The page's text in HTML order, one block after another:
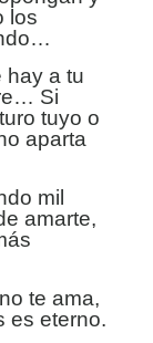
los
hay a tu
Si
tuyo o
aparta
mil
amarte,
te ama,
es eterno.